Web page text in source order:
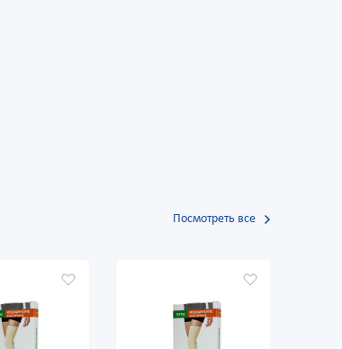
Посмотреть все